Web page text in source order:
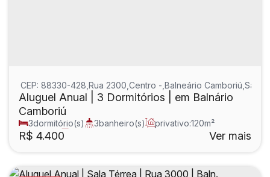
Aluguel Anual | 3 Dormitórios | em Balnário
Camboriú
R$ 4.400
CEP: 88330-428 Rua 2300 Centro Balneário Camboriú Santa
3dormitório(s) 3banheiro(s) privativo:120m²
1sala(s) Ver mais